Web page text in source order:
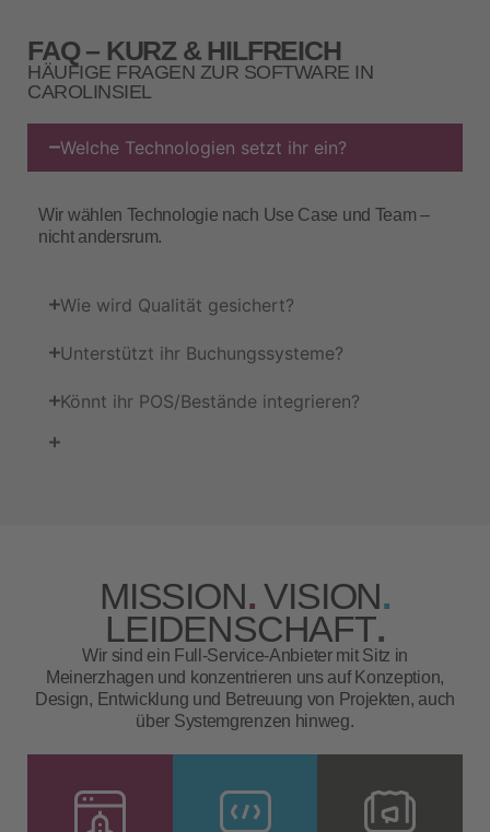
FAQ – KURZ & HILFREICH
HÄUFIGE FRAGEN ZUR SOFTWARE IN
CAROLINSIEL
Welche Technologien setzt ihr ein?
Wir wählen Technologie nach Use Case und Team –
nicht andersrum.
Wie wird Qualität gesichert?
Unterstützt ihr Buchungssysteme?
Könnt ihr POS/Bestände integrieren?
MISSION. VISION.
LEIDENSCHAFT.
Wir sind ein Full-Service-Anbieter mit Sitz in
Meinerzhagen und konzentrieren uns auf Konzeption,
Design, Entwicklung und Betreuung von Projekten, auch
über Systemgrenzen hinweg.